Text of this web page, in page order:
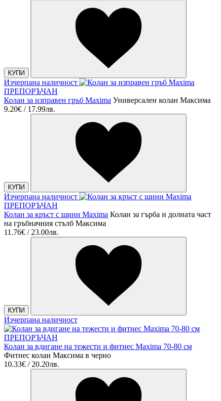
КУПИ
Изчерпана наличност
ПРЕПОРЪЧАН
Колан за изправен гръб Maxima Универсален колан Максима
9.20€ / 17.99лв.
КУПИ
Изчерпана наличност
ПРЕПОРЪЧАН
Колан за кръст с шини Maxima Колан за гърба и долната част
на гръбначния стълб Максима
11.76€ / 23.00лв.
КУПИ
Изчерпана наличност
ПРЕПОРЪЧАН
Колан за вдигане на тежести и фитнес Maxima 70-80 см
Фитнес колан Максима в черно
10.33€ / 20.20лв.